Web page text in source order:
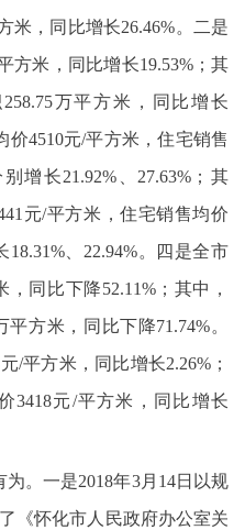
米，同比增长26.46%。二是
方米，同比增长19.53%；其
万平方米，同比增长
价4510元/平方米，住宅销售
增长21.92%、27.63%；其
元/平方米，住宅销售均价
、22.94%。四是全市
同比下降52.11%；其中，
方米，同比下降71.74%。
/平方米，同比增长2.26%；
3418元/平方米，同比增长
。一是2018年3月14日以规
《怀化市人民政府办公室关